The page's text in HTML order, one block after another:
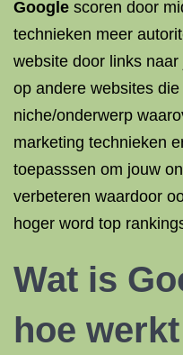
Google scoren door
technieken meer
website door links
op andere websites
niche/onderwerp
marketing technieken
toepasssen om jouw
verbeteren waardoor
hoger word top
Wat is
hoe